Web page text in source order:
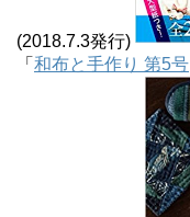
(2018.7.3発行)
「 和布と手作り 第5号